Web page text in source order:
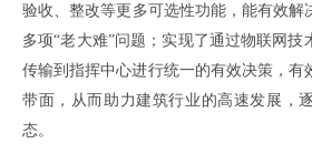
验收、整改等更多可选性功能，能有效解
多项“老大难”问题 ； 实现了通过物联网技
传输到指挥中心进行统一的有效决策 ，有
带面 ， 从而助力建筑行业的高速发展 ，
态。